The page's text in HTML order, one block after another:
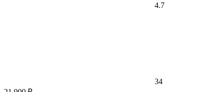
4.7
34